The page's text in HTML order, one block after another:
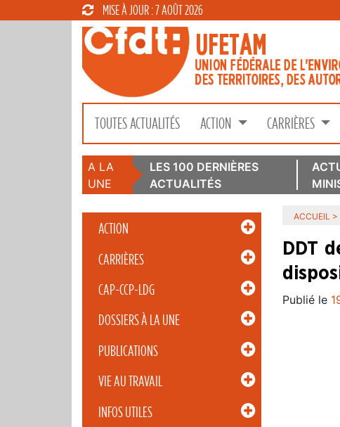
MISE À JOUR : 7 AOÛT 2026
TOUTES ACTUALITÉS ACTION CARRIÈRES
A LA
UNE
LES 100 DERNIÈRES
ACTUALITÉS
ACTION
CARRIÈRES
CAP-CCP-LDG
DOSSIERS À LA UNE
PUBLICATIONS
VIE AU TRAVAIL
INFOS UTILES
ACCUEIL >
DDT
Publié le